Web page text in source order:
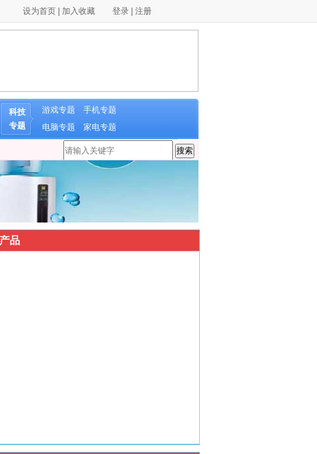
设为首页 加入收藏 登录 注册
科技
专题
游戏专题
手机专题
电脑专题
家电专题
品